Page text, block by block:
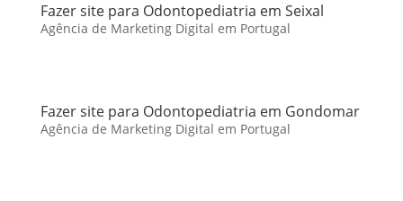
Fazer site para Odontopediatria em Seixal
Agência de Marketing Digital em Portugal
Fazer site para Odontopediatria em Gondomar
Agência de Marketing Digital em Portugal